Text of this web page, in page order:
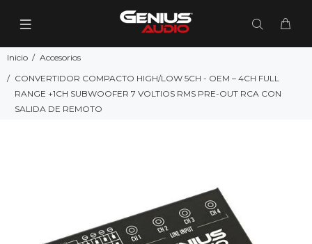
Inicio
Accesorios
CONVERTIDOR COMPACTO HIGH/LOW 5CH - OEM – 4CH FULL
RANGE +1CH SUBWOOFER 7 VOLTIOS RMS PRE-OUT RCA CON
SALIDA DE REMOTO